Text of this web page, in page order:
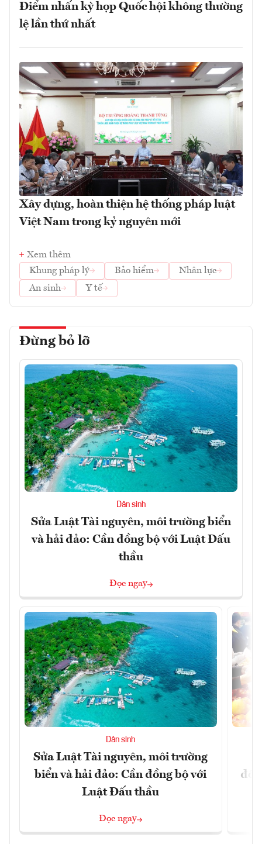
Điểm nhấn kỳ họp Quốc hội không thường
lệ lần thứ nhất
Xây dựng, hoàn thiện hệ thống pháp luật
Việt Nam trong kỷ nguyên mới
Xem thêm
Khung pháp lý
Bảo hiểm
Nhân lực
An sinh
Y tế
Đừng bỏ lỡ
Dân sinh
Sửa Luật Tài nguyên, môi trường biển
và hải đảo: Cần đồng bộ với Luật Đấu
thầu
Đọc ngay
Dân sinh
Sửa Luật Tài nguyên, môi trường
biển và hải đảo: Cần đồng bộ với
Luật Đấu thầu
Đọc ngay